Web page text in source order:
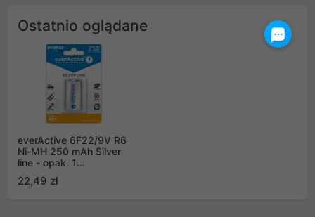
Ostatnio oglądane
everActive 6F22/9V R6
Ni-MH 250 mAh Silver
line - opak. 1
(EVHRL22-250)
22,49 zł